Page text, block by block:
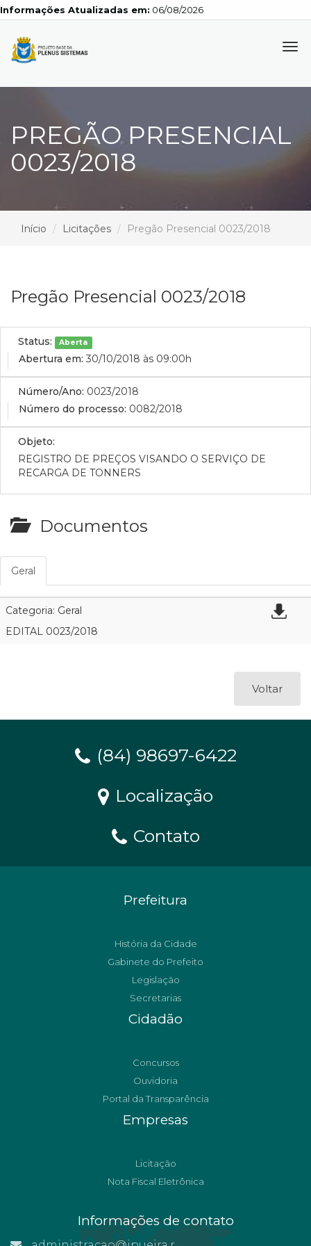
Atualizadas em: 06/08/2026
PREGÃO PRESENCIAL
0023/2018
Início Licitações Pregão Presencial 0023/2018
Pregão Presencial 0023/2018
Status: Aberta
Abertura em: 30/10/2018 às 09:00h
Número/Ano: 0023/2018
Número do processo: 0082/2018
Objeto:
REGISTRO DE PREÇOS VISANDO O SERVIÇO DE
RECARGA DE TONNERS
Documentos
Geral
Categoria: Geral
EDITAL 0023/2018
Voltar
(84) 98697-6422
Localização
Contato
Prefeitura
História da Cidade
Gabinete do Prefeito
Legislação
Secretarias
Cidadão
Concursos
Ouvidoria
Portal da Transparência
Empresas
Licitação
Nota Fiscal Eletrônica
Informações de contato